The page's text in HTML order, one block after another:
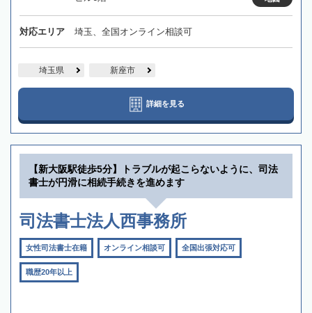
対応エリア 埼玉、全国オンライン相談可
埼玉県 新座市
詳細を見る
【新大阪駅徒歩5分】トラブルが起こらないように、司法
書士が円滑に相続手続きを進めます
司法書士法人西事務所
女性司法書士在籍 オンライン相談可 全国出張対応可
職歴20年以上